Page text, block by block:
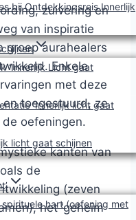
bij Ontdekkingsreis Innerlijk
‘Innerlijk Licht gaat
‘Innerlijk licht gaat
licht gaat schijnen
hart (oefening met
zuivering en
van inspiratie
groep aurahealers
Enkele
met deze
toegestuurd, ze
oefeningen.
kanten van
de
(zeven
het ‘geheim